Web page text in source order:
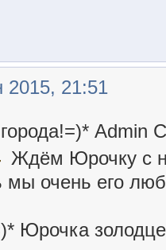
2015, 21:51
Admin
Ждём Юрочку с
мы очень его
Юрочка